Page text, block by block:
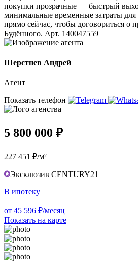
покупки прозрачные — быстрый
минимальные временные затраты для
прямо сейчас, чтобы договориться о
Будённого. Арт. 140047559
Шерстнев Андрей
Агент
Показать телефон
5 800 000 ₽
227 451 ₽/м²
Эксклюзив CENTURY21
В ипотеку
от 45 596 ₽/месяц
Показать на карте